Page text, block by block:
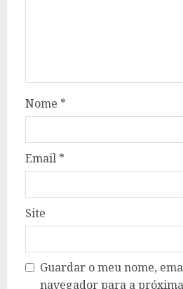
Nome *
Email *
Site
Guardar o meu nome,
navegador para a